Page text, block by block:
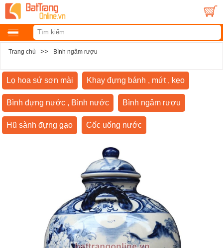
Trang chủ >> Bình ngâm rượu
Lọ hoa sứ sơn mài Khay đựng bánh , mứt , kẹo
Bình đựng nước , Bình nước Bình ngâm rượu
Hũ sành đựng gạo Cốc uống nước